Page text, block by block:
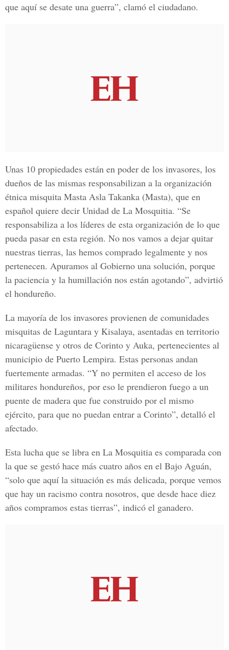
que aquí se desate una guerra”, clamó el ciudadano.
Unas 10 propiedades están en poder de los invasores, los
dueños de las mismas responsabilizan a la organización
étnica misquita Masta Asla Takanka (Masta), que en
español quiere decir Unidad de La Mosquitia. “Se
responsabiliza a los líderes de esta organización de lo que
pueda pasar en esta región. No nos vamos a dejar quitar
nuestras tierras, las hemos comprado legalmente y nos
pertenecen. Apuramos al Gobierno una solución, porque
la paciencia y la humillación nos están agotando”, advirtió
el hondureño.
La mayoría de los invasores provienen de comunidades
misquitas de Laguntara y Kisalaya, asentadas en territorio
nicaragüense y otros de Corinto y Auka, pertenecientes al
municipio de Puerto Lempira. Estas personas andan
fuertemente armadas. “Y no permiten el acceso de los
militares hondureños, por eso le prendieron fuego a un
puente de madera que fue construido por el mismo
ejército, para que no puedan entrar a Corinto”, detalló el
afectado.
Esta lucha que se libra en La Mosquitia es comparada con
la que se gestó hace más cuatro años en el Bajo Aguán,
“solo que aquí la situación es más delicada, porque vemos
que hay un racismo contra nosotros, que desde hace diez
años compramos estas tierras”, indicó el ganadero.